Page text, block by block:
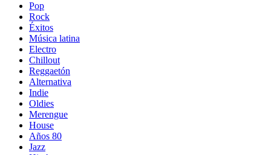
Pop
Rock
Éxitos
Música latina
Electro
Chillout
Reggaetón
Alternativa
Indie
Oldies
Merengue
House
Años 80
Jazz